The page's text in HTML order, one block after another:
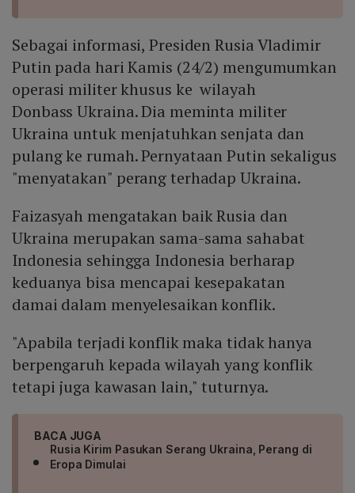
Sebagai informasi, Presiden Rusia Vladimir
Putin pada hari Kamis (24/2) mengumumkan
operasi militer khusus ke wilayah
Donbass Ukraina. Dia meminta militer
Ukraina untuk menjatuhkan senjata dan
pulang ke rumah. Pernyataan Putin sekaligus
"menyatakan" perang terhadap Ukraina.
Faizasyah mengatakan baik Rusia dan
Ukraina merupakan sama-sama sahabat
Indonesia sehingga Indonesia berharap
keduanya bisa mencapai kesepakatan
damai dalam menyelesaikan konflik.
"Apabila terjadi konflik maka tidak hanya
berpengaruh kepada wilayah yang konflik
tetapi juga kawasan lain," tuturnya.
BACA JUGA
Rusia Kirim Pasukan Serang Ukraina, Perang di
Eropa Dimulai